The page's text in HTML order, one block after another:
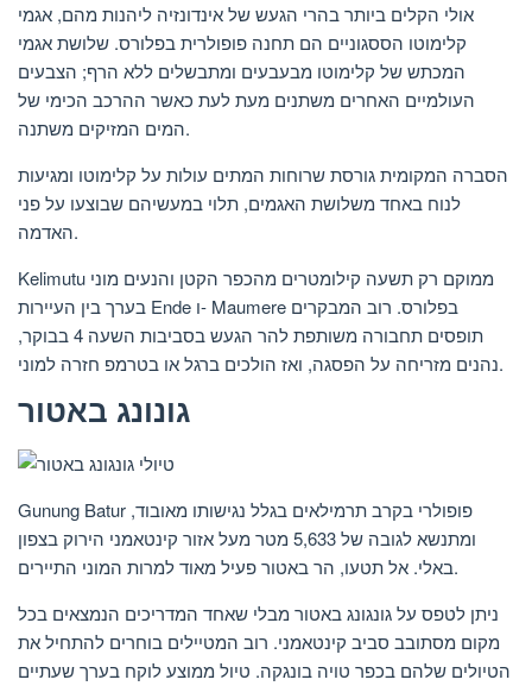
אולי הקלים ביותר בהרי הגעש של אינדונזיה ליהנות מהם, אגמי
קלימוטו הססגוניים הם תחנה פופולרית בפלורס. שלושת אגמי
המכתש של קלימוטו מבעבעים ומתבשלים ללא הרף; הצבעים
העולמיים האחרים משתנים מעת לעת כאשר ההרכב הכימי של
המים המזיקים משתנה.
הסברה המקומית גורסת שרוחות המתים עולות על קלימוטו ומגיעות
לנוח באחד משלושת האגמים, תלוי במעשיהם שבוצעו על פני
האדמה.
Kelimutu ממוקם רק תשעה קילומטרים מהכפר הקטן והנעים מוני
בערך בין העיירות Ende ו- Maumere בפלורס. רוב המבקרים
תופסים תחבורה משותפת להר הגעש בסביבות השעה 4 בבוקר,
נהנים מזריחה על הפסגה, ואז הולכים ברגל או בטרמפ חזרה למוני.
גונונג באטור
Gunung Batur פופולרי בקרב תרמילאים בגלל נגישותו מאובוד,
ומתנשא לגובה של 5,633 מטר מעל אזור קינטאמני הירוק בצפון
באלי. אל תטעו, הר באטור פעיל מאוד למרות המוני התיירים.
ניתן לטפס על גונגונג באטור מבלי שאחד המדריכים הנמצאים בכל
מקום מסתובב סביב קינטאמני. רוב המטיילים בוחרים להתחיל את
הטיולים שלהם בכפר טויה בונגקה. טיול ממוצע לוקח בערך שעתיים